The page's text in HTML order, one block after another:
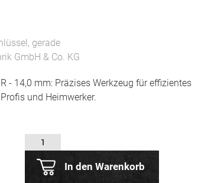
gerade
GmbH & Co. KG
- 14,0 mm: Präzises Werkzeug für effizientes
und Heimwerker.
In den Warenkorb